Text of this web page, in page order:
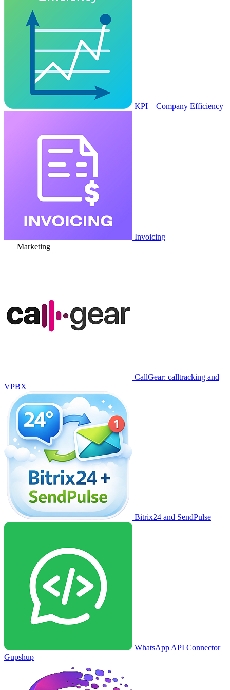
KPI – Company Efficiency
Invoicing
Marketing
CallGear: calltracking and
VPBX
Bitrix24 and SendPulse
WhatsApp API Connector
Gupshup